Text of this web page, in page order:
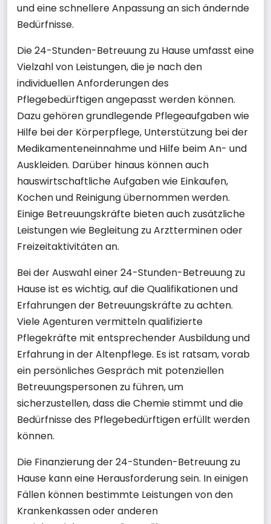
und eine schnellere Anpassung an sich ändernde
Bedürfnisse.
Die 24-Stunden-Betreuung zu Hause umfasst eine
Vielzahl von Leistungen, die je nach den
individuellen Anforderungen des
Pflegebedürftigen angepasst werden können.
Dazu gehören grundlegende Pflegeaufgaben wie
Hilfe bei der Körperpflege, Unterstützung bei der
Medikamenteneinnahme und Hilfe beim An- und
Auskleiden. Darüber hinaus können auch
hauswirtschaftliche Aufgaben wie Einkaufen,
Kochen und Reinigung übernommen werden.
Einige Betreuungskräfte bieten auch zusätzliche
Leistungen wie Begleitung zu Arztterminen oder
Freizeitaktivitäten an.
Bei der Auswahl einer 24-Stunden-Betreuung zu
Hause ist es wichtig, auf die Qualifikationen und
Erfahrungen der Betreuungskräfte zu achten.
Viele Agenturen vermitteln qualifizierte
Pflegekräfte mit entsprechender Ausbildung und
Erfahrung in der Altenpflege. Es ist ratsam, vorab
ein persönliches Gespräch mit potenziellen
Betreuungspersonen zu führen, um
sicherzustellen, dass die Chemie stimmt und die
Bedürfnisse des Pflegebedürftigen erfüllt werden
können.
Die Finanzierung der 24-Stunden-Betreuung zu
Hause kann eine Herausforderung sein. In einigen
Fällen können bestimmte Leistungen von den
Krankenkassen oder anderen